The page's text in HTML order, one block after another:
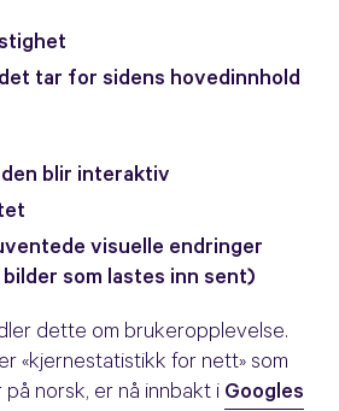
tar for sidens hovedinnhold
blir interaktiv
visuelle endringer
som lastes inn sent)
dette om brukeropplevelse.
«kjernestatistikk for nett» som
norsk, er nå innbakt i Googles